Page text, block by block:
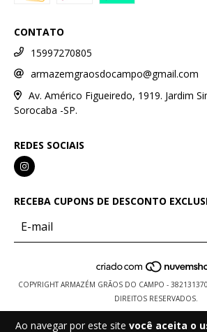
Ao navegar por este site você aceita o
CONTATO
15997270805
armazemgraosdocampo@gmail.com
Av. Américo Figueiredo, 1919. Jardim
Sorocaba -SP.
REDES SOCIAIS
RECEBA CUPONS DE DESCONTO
COPYRIGHT ARMAZÉM GRÃOS DO CAMPO -
DIREITOS RESERVADOS.